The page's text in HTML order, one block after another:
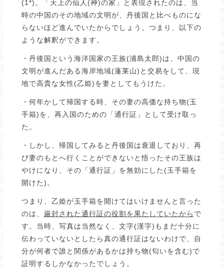
(1*)。「天上の仙人(神)の家」と表現されたのは、当
時の中国のその地域の文明が、丹後国と比べものにな
らないほど進んでいたからでしょう。つまり、以下の
ような解釈ができます。
・丹後国という海洋国家の王族(浦島太郎)は、中国の
文明が進んだある海岸地域(蓬莱山)と交易をして、現
地で高貴な女性(乙姫)を妻としてもうけた。
・何年かして帰国する時、その妻の高価な持ち物(玉
手箱)を、再入国のための「通行証」として受け取っ
た。
・しかし、帰国してみると丹後国は衰退しており、再
び妻のもとへ行くことができないと悟ったその王族は
やけになり、その「通行証」を無効にした(玉手箱を
開けた)。
つまり、乙姫が玉手箱を開けてはいけませんと言った
のは、 厳封された通行証の役割を果たしていたから で
す。当時、写真は当然なく、文字(漢字)もまだ十分に
伝わっていないとしたら真の通行証はないわけで、自
分が何者で誰と関係があるかは持ち物(匂いを含む)で
証明するしかなかったでしょう。